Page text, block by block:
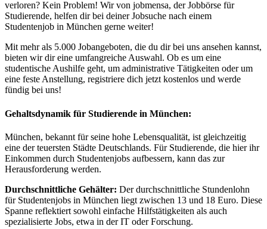
verloren? Kein Problem! Wir von jobmensa, der Jobbörse für
Studierende, helfen dir bei deiner Jobsuche nach einem
Studentenjob in München gerne weiter!
Mit mehr als 5.000 Jobangeboten, die du dir bei uns ansehen kannst,
bieten wir dir eine umfangreiche Auswahl. Ob es um eine
studentische Aushilfe geht, um administrative Tätigkeiten oder um
eine feste Anstellung, registriere dich jetzt kostenlos und werde
fündig bei uns!
Gehaltsdynamik für Studierende in München:
München, bekannt für seine hohe Lebensqualität, ist gleichzeitig
eine der teuersten Städte Deutschlands. Für Studierende, die hier ihr
Einkommen durch Studentenjobs aufbessern, kann das zur
Herausforderung werden.
Durchschnittliche Gehälter: Der durchschnittliche Stundenlohn
für Studentenjobs in München liegt zwischen 13 und 18 Euro. Diese
Spanne reflektiert sowohl einfache Hilfstätigkeiten als auch
spezialisierte Jobs, etwa in der IT oder Forschung.